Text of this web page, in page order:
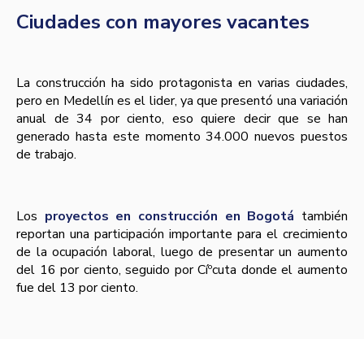
Ciudades con mayores vacantes
La construcción ha sido protagonista en varias ciudades,
pero en Medellí­n es el lider, ya que presentó una variación
anual de 34 por ciento, eso quiere decir que se han
generado hasta este momento 34.000 nuevos puestos
de trabajo.
Los proyectos en construcción en Bogotá también
reportan una participación importante para el crecimiento
de la ocupación laboral, luego de presentar un aumento
del 16 por ciento, seguido por Cíºcuta donde el aumento
fue del 13 por ciento.